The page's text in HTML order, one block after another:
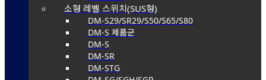
소형 레벨 스위치(SUS형)
DM-S29/SR29/S50/S65/S80
DM-S 제품군
DM-S
DM-SR
DM-STG